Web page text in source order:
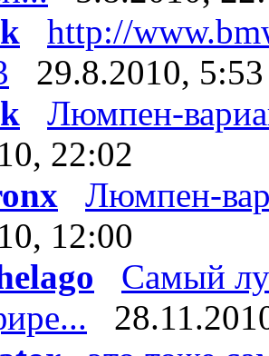
http://
29.8.2010, 5:53
Люмпен-
22:02
Люмпен-
12:00
Самый